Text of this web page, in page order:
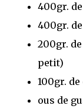
400gr.
400gr.
200gr.
petit)
100gr. de
ous de